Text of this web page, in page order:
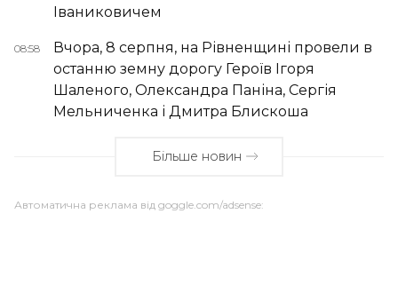
Іваниковичем
08:58
Вчора, 8 серпня, на Рівненщині провели в
останню земну дорогу Героїв Ігоря
Шаленого, Олександра Паніна, Сергія
Мельниченка і Дмитра Блискоша
Більше новин
Автоматична реклама від goggle.com/adsense: